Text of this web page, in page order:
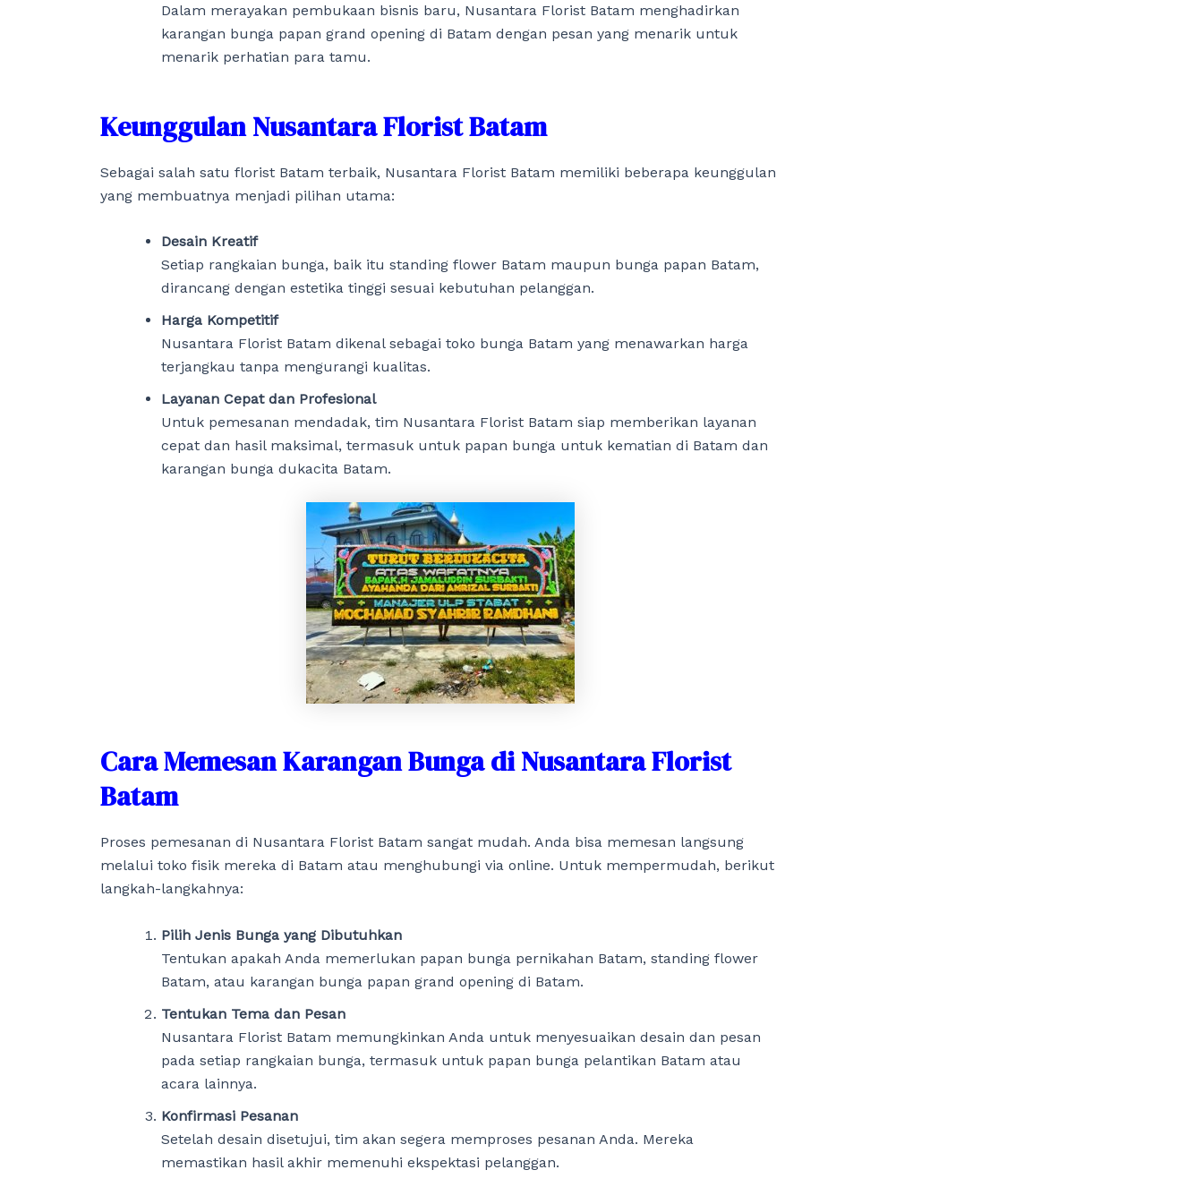
Dalam merayakan pembukaan bisnis baru, Nusantara Florist Batam menghadirkan
karangan bunga papan grand opening di Batam dengan pesan yang menarik untuk
menarik perhatian para tamu.
Keunggulan Nusantara Florist Batam
Sebagai salah satu florist Batam terbaik, Nusantara Florist Batam memiliki beberapa keunggulan
yang membuatnya menjadi pilihan utama:
Desain Kreatif
Setiap rangkaian bunga, baik itu standing flower Batam maupun bunga papan Batam,
dirancang dengan estetika tinggi sesuai kebutuhan pelanggan.
Harga Kompetitif
Nusantara Florist Batam dikenal sebagai toko bunga Batam yang menawarkan harga
terjangkau tanpa mengurangi kualitas.
Layanan Cepat dan Profesional
Untuk pemesanan mendadak, tim Nusantara Florist Batam siap memberikan layanan
cepat dan hasil maksimal, termasuk untuk papan bunga untuk kematian di Batam dan
karangan bunga dukacita Batam.
Cara Memesan Karangan Bunga di Nusantara Florist
Batam
Proses pemesanan di Nusantara Florist Batam sangat mudah. Anda bisa memesan langsung
melalui toko fisik mereka di Batam atau menghubungi via online. Untuk mempermudah, berikut
langkah-langkahnya:
Pilih Jenis Bunga yang Dibutuhkan
Tentukan apakah Anda memerlukan papan bunga pernikahan Batam, standing flower
Batam, atau karangan bunga papan grand opening di Batam.
Tentukan Tema dan Pesan
Nusantara Florist Batam memungkinkan Anda untuk menyesuaikan desain dan pesan
pada setiap rangkaian bunga, termasuk untuk papan bunga pelantikan Batam atau
acara lainnya.
Konfirmasi Pesanan
Setelah desain disetujui, tim akan segera memproses pesanan Anda. Mereka
memastikan hasil akhir memenuhi ekspektasi pelanggan.